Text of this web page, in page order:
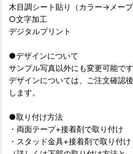
木目調シート貼り（カラー→メープ
○文字加工
デジタルプリント
●デザインについて
サンプル写真以外にも変更可能です
デザインについては、ご注文確認
します。
●取り付け方法
・両面テープ+接着剤で取り付け
・スタッド金具+接着剤で取り付け